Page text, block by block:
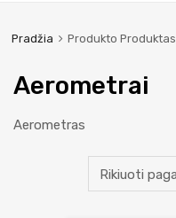
Pradžia Produkto Produktas
Aerometrai
Aerometras